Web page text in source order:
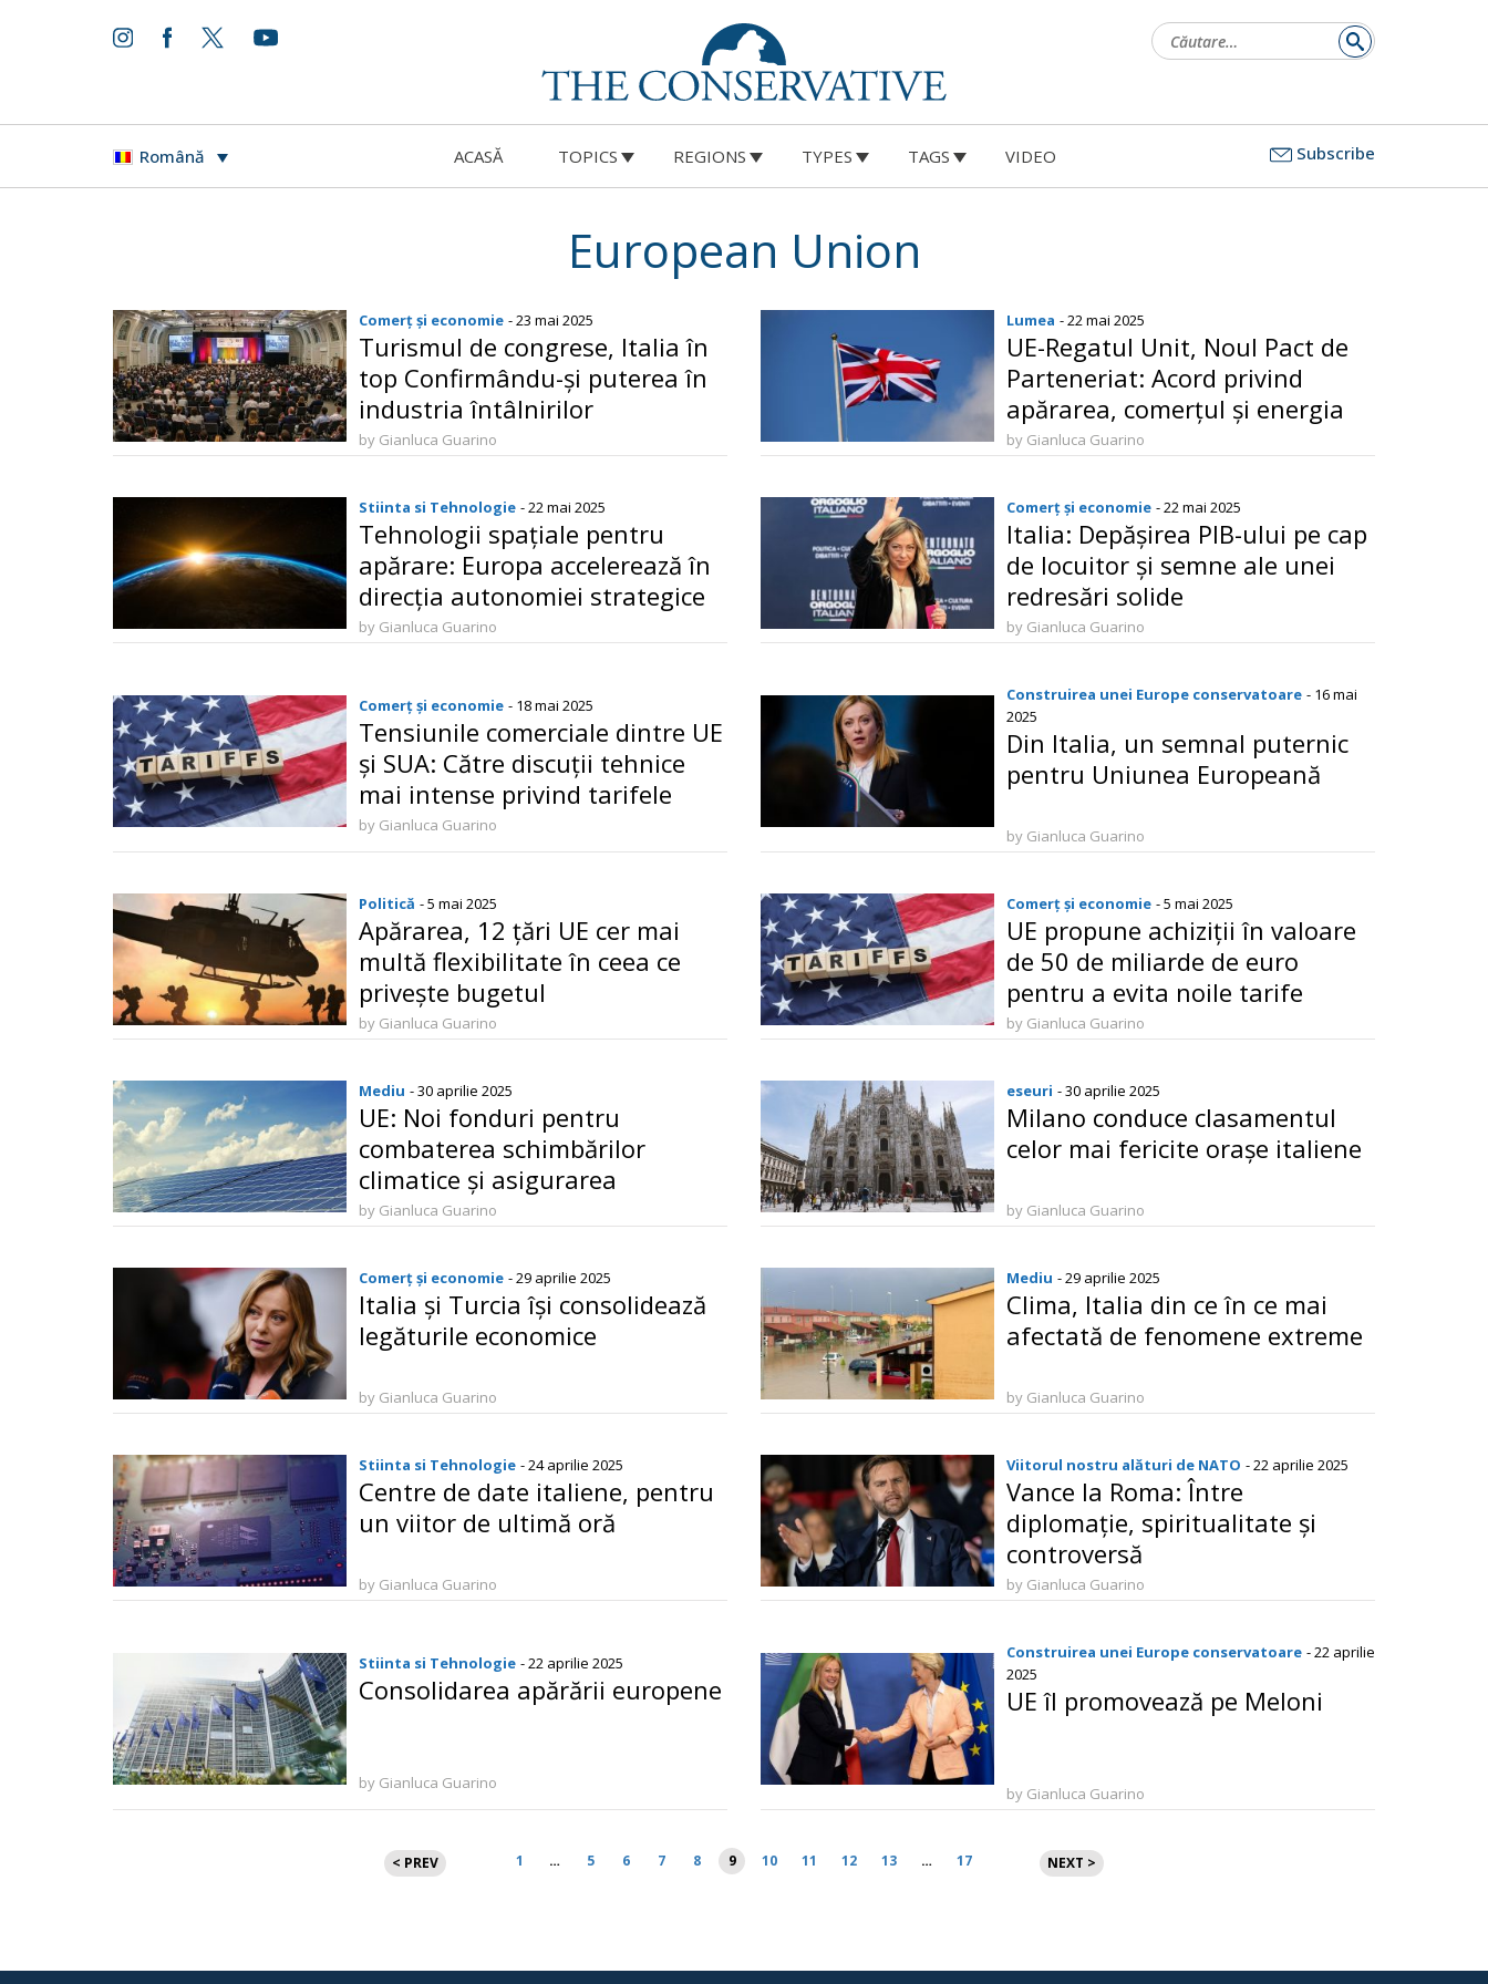
după:
Română ACASĂ TOPICS REGIONS TYPES TAGS VIDEO Subscribe
European Union
Comerț și economie - 23 mai 2025
Turismul de congrese, Italia în
top Confirmându-și puterea în
industria întâlnirilor
by Gianluca Guarino
Lumea - 22 mai 2025
UE-Regatul Unit, Noul Pact de
Parteneriat: Acord privind
apărarea, comerțul și energia
by Gianluca Guarino
Stiinta si Tehnologie - 22 mai 2025
Tehnologii spațiale pentru
apărare: Europa accelerează în
direcția autonomiei strategice
by Gianluca Guarino
Comerț și economie - 22 mai 2025
Italia: Depășirea PIB-ului pe cap
de locuitor și semne ale unei
redresări solide
by Gianluca Guarino
Comerț și economie - 18 mai 2025
Tensiunile comerciale dintre UE
și SUA: Către discuții tehnice
mai intense privind tarifele
by Gianluca Guarino
Construirea unei Europe conservatoare - 16 mai
2025
Din Italia, un semnal puternic
pentru Uniunea Europeană
by Gianluca Guarino
Politică - 5 mai 2025
Apărarea, 12 țări UE cer mai
multă flexibilitate în ceea ce
privește bugetul
by Gianluca Guarino
Comerț și economie - 5 mai 2025
UE propune achiziții în valoare
de 50 de miliarde de euro
pentru a evita noile tarife
americane: Negocieri în curs
by Gianluca Guarino
Mediu - 30 aprilie 2025
UE: Noi fonduri pentru
combaterea schimbărilor
climatice și asigurarea
securității apei în Europa
by Gianluca Guarino
eseuri - 30 aprilie 2025
Milano conduce clasamentul
celor mai fericite orașe italiene
by Gianluca Guarino
Comerț și economie - 29 aprilie 2025
Italia și Turcia își consolidează
legăturile economice
by Gianluca Guarino
Mediu - 29 aprilie 2025
Clima, Italia din ce în ce mai
afectată de fenomene extreme
by Gianluca Guarino
Stiinta si Tehnologie - 24 aprilie 2025
Centre de date italiene, pentru
un viitor de ultimă oră
by Gianluca Guarino
Viitorul nostru alături de NATO - 22 aprilie 2025
Vance la Roma: Între
diplomație, spiritualitate și
controversă
by Gianluca Guarino
Stiinta si Tehnologie - 22 aprilie 2025
Consolidarea apărării europene
by Gianluca Guarino
Construirea unei Europe conservatoare - 22 aprilie
2025
UE îl promovează pe Meloni
by Gianluca Guarino
Paginație
articole
< PREV 1 … 5 6 7 8 9 10 11 12 13 … 17 NEXT >